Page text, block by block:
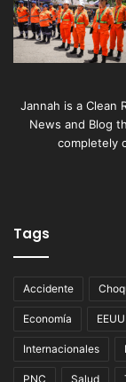
Jannah is a Clean
News and Blog
completely
Tags
Accidente
Economía EEUU
Internacionales
PNC Salud